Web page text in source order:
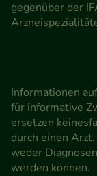
gegenüber der
Informationen
für informative
ersetzen
durch einen
weder
werden können.